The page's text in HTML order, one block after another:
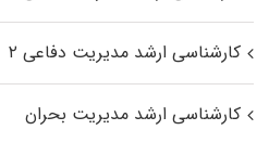
کارشناسی ارشد مدیریت دفاعی ۲
کارشناسی ارشد مدیریت بحران